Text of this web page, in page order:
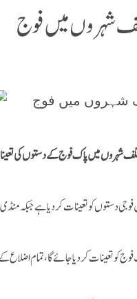
مختلف شہروں میں فوج
مختلف شہروں میں پاک فوج کے دستوں کی
فوجی دستوں کو تعینات کردیا ہے جبکہ منڈی
کو تعینات کر دیا جائے گا، تمام